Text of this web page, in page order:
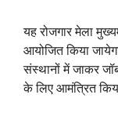
यह रोजगार मेला
आयोजित किया
संस्थानों में जाकर
के लिए आमंत्रित